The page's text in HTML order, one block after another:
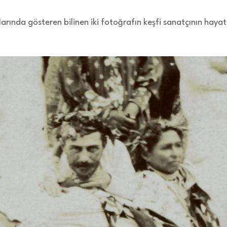
gösteren bilinen iki fotoğrafın keşfi sanatçının